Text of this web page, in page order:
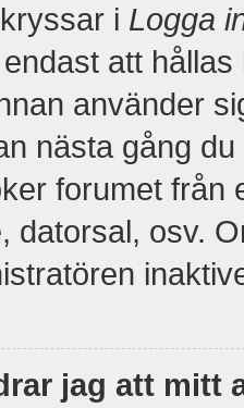
i Logga
att
använder
nästa gång
forumet från
datorsal, osv.
jag att mitt